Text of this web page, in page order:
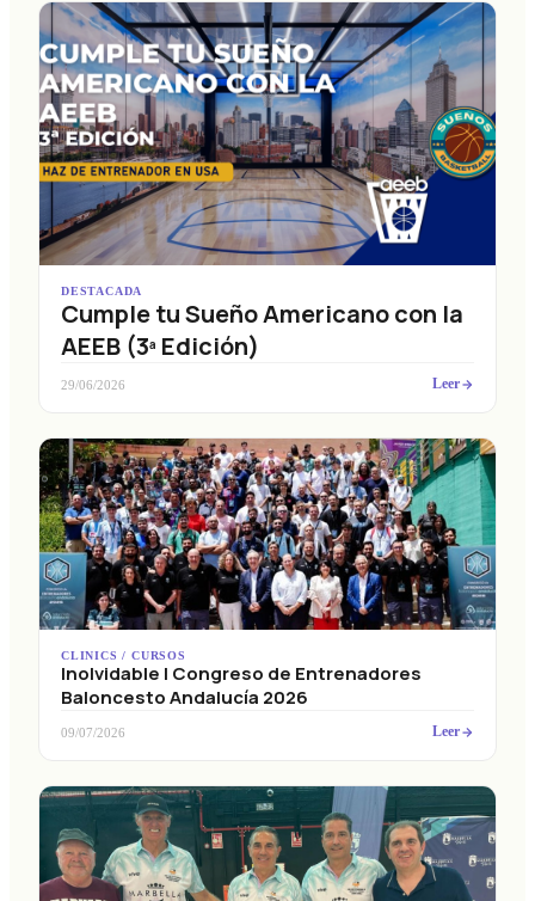
DESTACADA
Cumple tu Sueño Americano con la
AEEB (3ª Edición)
29/06/2026 Leer
CLINICS / CURSOS
Inolvidable I Congreso de Entrenadores
Baloncesto Andalucía 2026
09/07/2026 Leer